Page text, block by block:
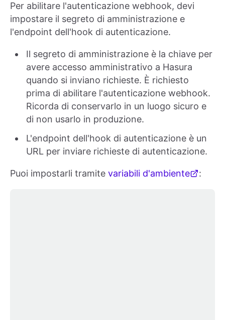
Per abilitare l'autenticazione webhook, devi
impostare il segreto di amministrazione e
l'endpoint dell'hook di autenticazione.
Il segreto di amministrazione è la chiave per
avere accesso amministrativo a Hasura
quando si inviano richieste. È richiesto
prima di abilitare l'autenticazione webhook.
Ricorda di conservarlo in un luogo sicuro e
di non usarlo in produzione.
L'endpoint dell'hook di autenticazione è un
URL per inviare richieste di autenticazione.
Puoi impostarli tramite variabili d'ambiente :